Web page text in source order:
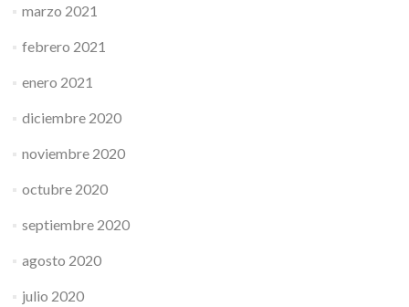
marzo 2021
febrero 2021
enero 2021
diciembre 2020
noviembre 2020
octubre 2020
septiembre 2020
agosto 2020
julio 2020